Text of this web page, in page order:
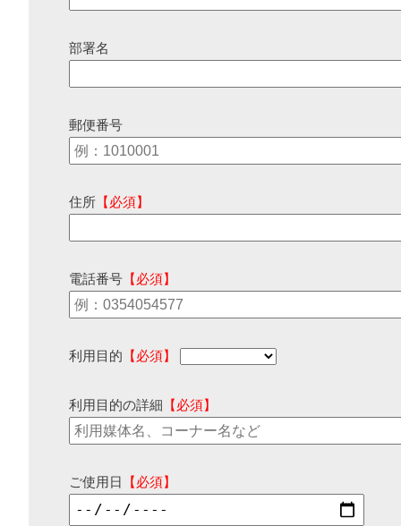
部署名
郵便番号
住所 【必須】
電話番号 【必須】
利用目的 【必須】
利用目的の詳細 【必須】
ご使用日 【必須】